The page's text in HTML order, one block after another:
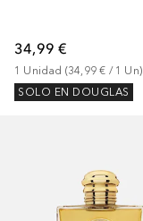
34,99 €
1 Unidad (34,99 € / 1 Un)
SOLO EN DOUGLAS